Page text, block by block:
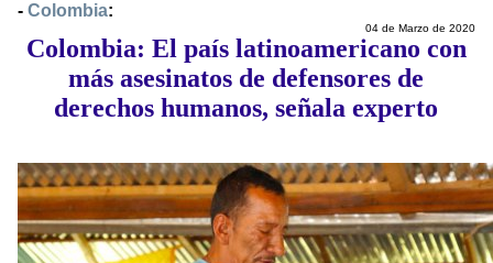
- Colombia:
04 de Marzo de 2020
Colombia: El país latinoamericano con
más asesinatos de defensores de
derechos humanos, señala experto